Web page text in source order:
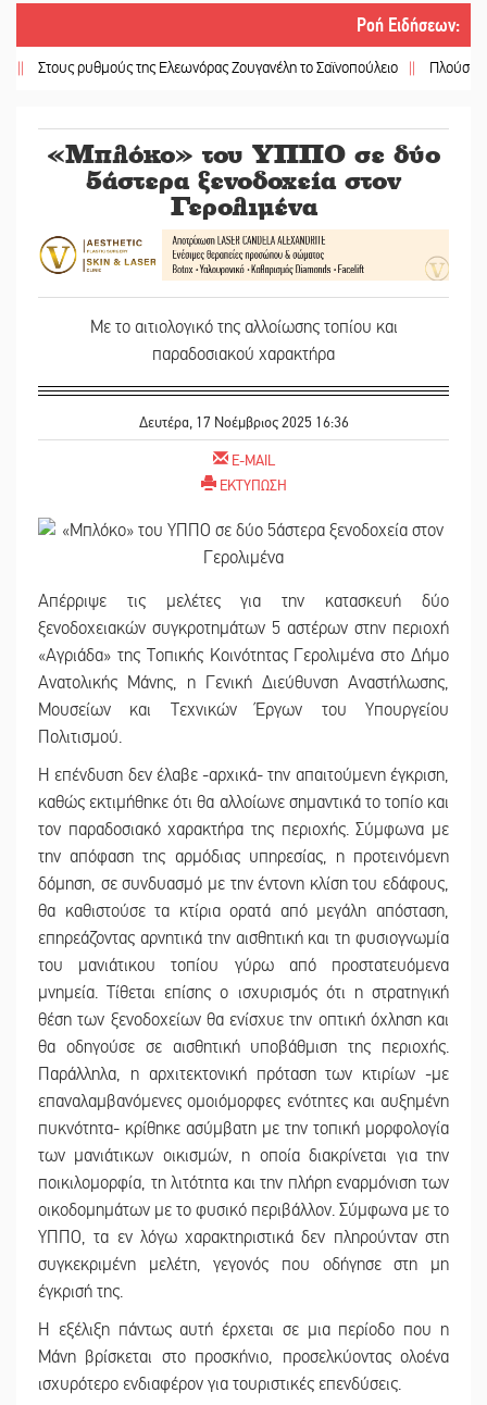
Ροή Ειδήσεων:
ρυθμούς της Ελεωνόρας Ζουγανέλη το Σαϊνοπούλειο || Πλούσιο
«Μπλόκο» του ΥΠΠΟ σε δύο
5άστερα ξενοδοχεία στον
Γερολιμένα
Με το αιτιολογικό της αλλοίωσης τοπίου και
παραδοσιακού χαρακτήρα
Δευτέρα, 17 Νοέμβριος 2025 16:36
E-MAIL
ΕΚΤΥΠΩΣΗ
Απέρριψε τις μελέτες για την κατασκευή δύο
ξενοδοχειακών συγκροτημάτων 5 αστέρων στην περιοχή
«Αγριάδα» της Τοπικής Κοινότητας Γερολιμένα στο Δήμο
Ανατολικής Μάνης, η Γενική Διεύθυνση Αναστήλωσης,
Μουσείων και Τεχνικών Έργων του Υπουργείου
Πολιτισμού.
Η επένδυση δεν έλαβε -αρχικά- την απαιτούμενη έγκριση,
καθώς εκτιμήθηκε ότι θα αλλοίωνε σημαντικά το τοπίο και
τον παραδοσιακό χαρακτήρα της περιοχής. Σύμφωνα με
την απόφαση της αρμόδιας υπηρεσίας, η προτεινόμενη
δόμηση, σε συνδυασμό με την έντονη κλίση του εδάφους,
θα καθιστούσε τα κτίρια ορατά από μεγάλη απόσταση,
επηρεάζοντας αρνητικά την αισθητική και τη φυσιογνωμία
του μανιάτικου τοπίου γύρω από προστατευόμενα
μνημεία. Τίθεται επίσης ο ισχυρισμός ότι η στρατηγική
θέση των ξενοδοχείων θα ενίσχυε την οπτική όχληση και
θα οδηγούσε σε αισθητική υποβάθμιση της περιοχής.
Παράλληλα, η αρχιτεκτονική πρόταση των κτιρίων -με
επαναλαμβανόμενες ομοιόμορφες ενότητες και αυξημένη
πυκνότητα- κρίθηκε ασύμβατη με την τοπική μορφολογία
των μανιάτικων οικισμών, η οποία διακρίνεται για την
ποικιλομορφία, τη λιτότητα και την πλήρη εναρμόνιση των
οικοδομημάτων με το φυσικό περιβάλλον. Σύμφωνα με το
ΥΠΠΟ, τα εν λόγω χαρακτηριστικά δεν πληρούνταν στη
συγκεκριμένη μελέτη, γεγονός που οδήγησε στη μη
έγκρισή της.
Η εξέλιξη πάντως αυτή έρχεται σε μια περίοδο που η
Μάνη βρίσκεται στο προσκήνιο, προσελκύοντας ολοένα
ισχυρότερο ενδιαφέρον για τουριστικές επενδύσεις.